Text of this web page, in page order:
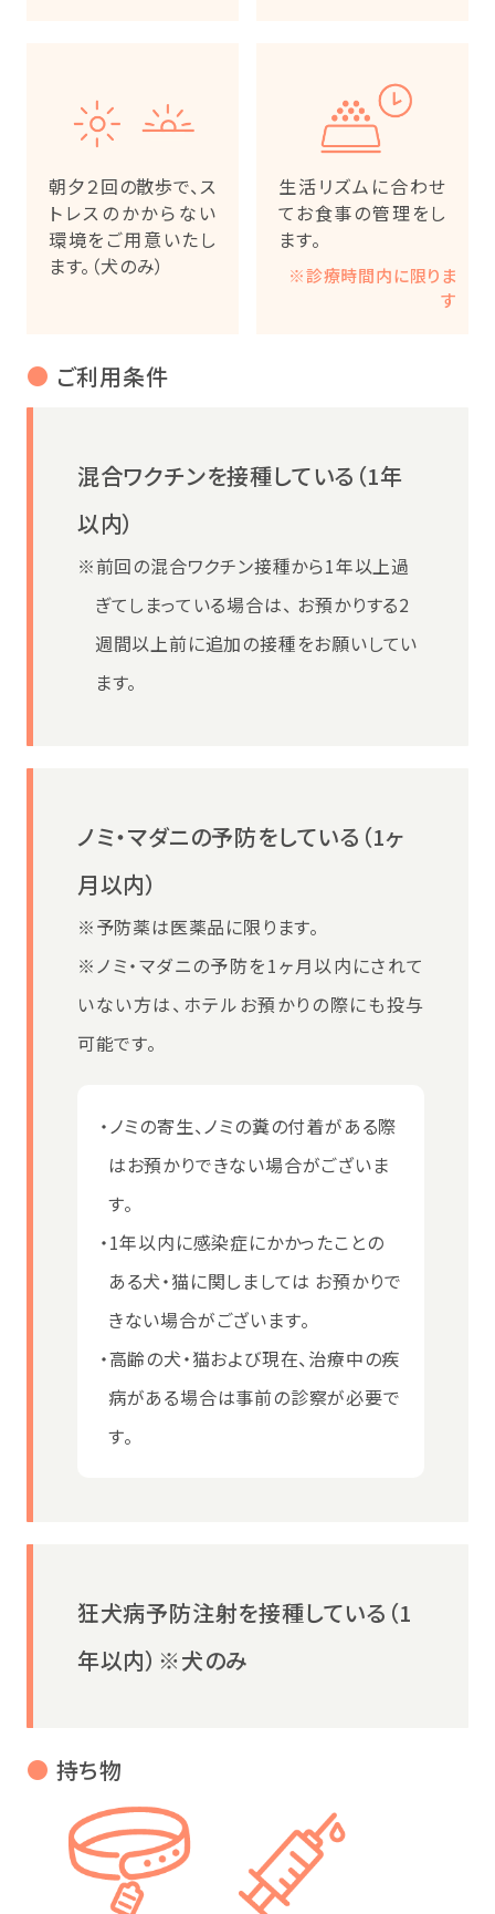
朝夕２回の散歩で、ス
トレスのかからない
環境をご用意いたし
ます。（犬のみ）
生活リズムに合わせ
てお食事の管理をし
ます。
※診療時間内に限りま
す
● ご利用条件
混合ワクチンを接種している（1年
以内）
※前回の混合ワクチン接種から1年以上過
ぎてしまっている場合は、 お預かりする2
週間以上前に追加の接種をお願いしてい
ます。
ノミ・マダニの予防をしている（1ヶ
月以内）
※予防薬は医薬品に限ります。
※ノミ・マダニの予防を1ヶ月以内にされて
いない方は、ホテルお預かりの際にも投与
可能です。
・ノミの寄生、ノミの糞の付着がある際
はお預かりできない場合がございま
す。
・1年以内に感染症にかかったことの
ある犬・猫に関しましては お預かりで
きない場合がございます。
・高齢の犬・猫および現在、治療中の疾
病がある場合は事前の診察が必要で
す。
狂犬病予防注射を接種している（1
年以内）※犬のみ
● 持ち物